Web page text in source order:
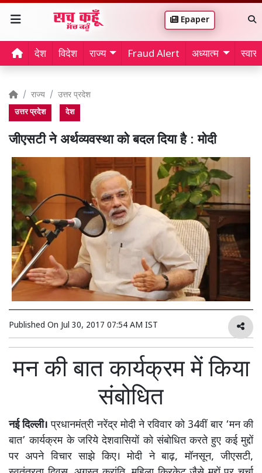
Epaper
देश विदेश राज्य Fraud Alert अध्यात्म
राज्य उत्तर प्रदेश
उत्तर प्रदेश देश
जीएसटी ने अर्थव्यवस्था को बदल दिया है : मोदी
Published On Jul 30, 2017 07:54 AM IST
मन की बात कार्यक्रम में किया
संबोधित
नई दिल्ली। प्रधानमंत्री नरेंद्र मोदी ने रविवार को 34वीं बार ‘मन की
बात’ कार्यक्रम के जरिये देशवासियों को संबोधित करते हुए कई मुद्दों
पर अपने विचार साझे किए। मोदी ने बाढ़, मॉनसून, जीएसटी,